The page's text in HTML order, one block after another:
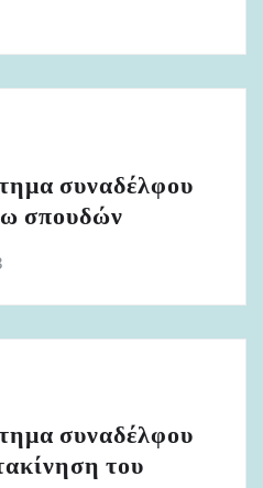
συναδέλφου
σπουδών
συναδέλφου
του